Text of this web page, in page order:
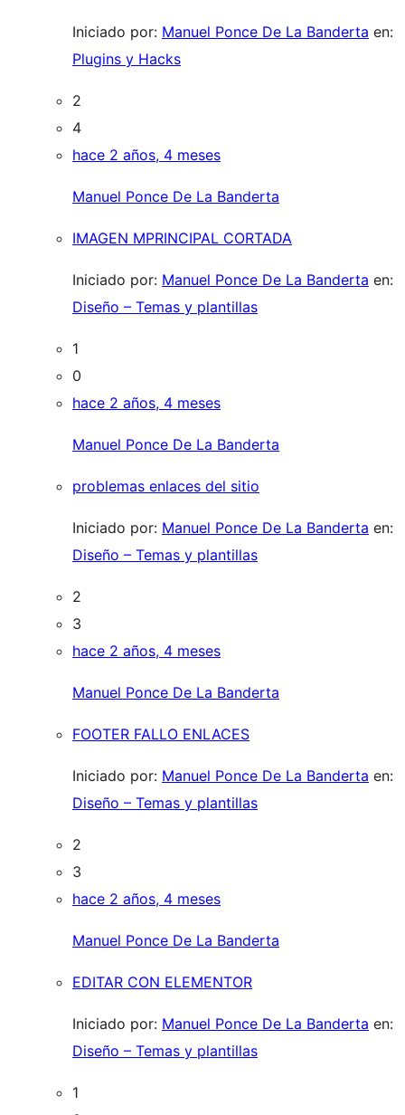
Iniciado por: Manuel Ponce De La Banderta en:
Plugins y Hacks
2
4
hace 2 años, 4 meses
Manuel Ponce De La Banderta
IMAGEN MPRINCIPAL CORTADA
Iniciado por: Manuel Ponce De La Banderta en:
Diseño – Temas y plantillas
1
0
hace 2 años, 4 meses
Manuel Ponce De La Banderta
problemas enlaces del sitio
Iniciado por: Manuel Ponce De La Banderta en:
Diseño – Temas y plantillas
2
3
hace 2 años, 4 meses
Manuel Ponce De La Banderta
FOOTER FALLO ENLACES
Iniciado por: Manuel Ponce De La Banderta en:
Diseño – Temas y plantillas
2
3
hace 2 años, 4 meses
Manuel Ponce De La Banderta
EDITAR CON ELEMENTOR
Iniciado por: Manuel Ponce De La Banderta en:
Diseño – Temas y plantillas
1